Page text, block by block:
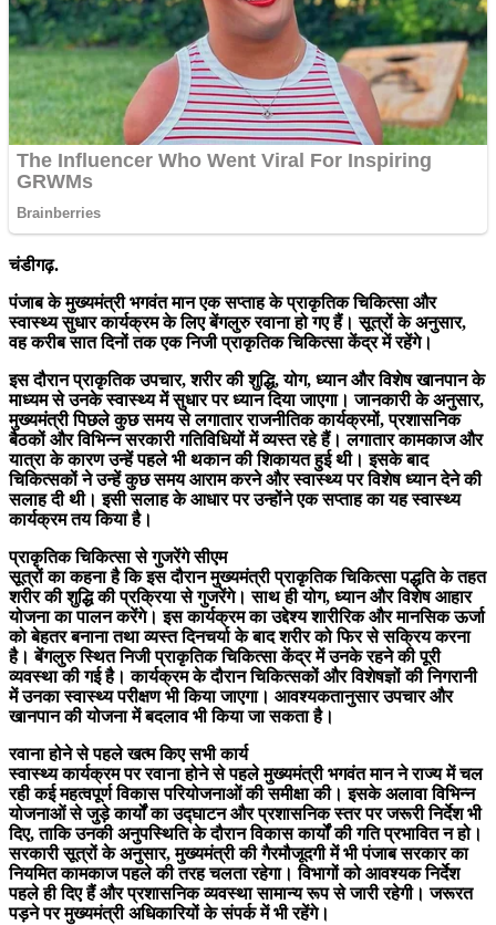
चंडीगढ़.
पंजाब के मुख्यमंत्री भगवंत मान एक सप्ताह के प्राकृतिक चिकित्सा और
स्वास्थ्य सुधार कार्यक्रम के लिए बेंगलुरु रवाना हो गए हैं। सूत्रों के अनुसार,
वह करीब सात दिनों तक एक निजी प्राकृतिक चिकित्सा केंद्र में रहेंगे।
इस दौरान प्राकृतिक उपचार, शरीर की शुद्धि, योग, ध्यान और विशेष खानपान के
माध्यम से उनके स्वास्थ्य में सुधार पर ध्यान दिया जाएगा। जानकारी के अनुसार,
मुख्यमंत्री पिछले कुछ समय से लगातार राजनीतिक कार्यक्रमों, प्रशासनिक
बैठकों और विभिन्न सरकारी गतिविधियों में व्यस्त रहे हैं। लगातार कामकाज और
यात्रा के कारण उन्हें पहले भी थकान की शिकायत हुई थी। इसके बाद
चिकित्सकों ने उन्हें कुछ समय आराम करने और स्वास्थ्य पर विशेष ध्यान देने की
सलाह दी थी। इसी सलाह के आधार पर उन्होंने एक सप्ताह का यह स्वास्थ्य
कार्यक्रम तय किया है।
प्राकृतिक चिकित्सा से गुजरेंगे सीएम
सूत्रों का कहना है कि इस दौरान मुख्यमंत्री प्राकृतिक चिकित्सा पद्धति के तहत
शरीर की शुद्धि की प्रक्रिया से गुजरेंगे। साथ ही योग, ध्यान और विशेष आहार
योजना का पालन करेंगे। इस कार्यक्रम का उद्देश्य शारीरिक और मानसिक ऊर्जा
को बेहतर बनाना तथा व्यस्त दिनचर्या के बाद शरीर को फिर से सक्रिय करना
है। बेंगलुरु स्थित निजी प्राकृतिक चिकित्सा केंद्र में उनके रहने की पूरी
व्यवस्था की गई है। कार्यक्रम के दौरान चिकित्सकों और विशेषज्ञों की निगरानी
में उनका स्वास्थ्य परीक्षण भी किया जाएगा। आवश्यकतानुसार उपचार और
खानपान की योजना में बदलाव भी किया जा सकता है।
रवाना होने से पहले खत्म किए सभी कार्य
स्वास्थ्य कार्यक्रम पर रवाना होने से पहले मुख्यमंत्री भगवंत मान ने राज्य में चल
रही कई महत्वपूर्ण विकास परियोजनाओं की समीक्षा की। इसके अलावा विभिन्न
योजनाओं से जुड़े कार्यों का उद्घाटन और प्रशासनिक स्तर पर जरूरी निर्देश भी
दिए, ताकि उनकी अनुपस्थिति के दौरान विकास कार्यों की गति प्रभावित न हो।
सरकारी सूत्रों के अनुसार, मुख्यमंत्री की गैरमौजूदगी में भी पंजाब सरकार का
नियमित कामकाज पहले की तरह चलता रहेगा। विभागों को आवश्यक निर्देश
पहले ही दिए हैं और प्रशासनिक व्यवस्था सामान्य रूप से जारी रहेगी। जरूरत
पड़ने पर मुख्यमंत्री अधिकारियों के संपर्क में भी रहेंगे।